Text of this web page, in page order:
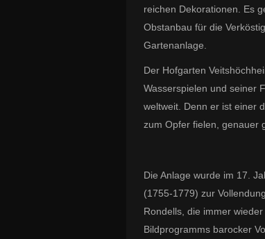
reichen Dekorationen. Es
Obstanbau für die
Gartenanlage.
Der Hofgarten
Wasserspielen und seiner
weltweit. Denn er ist einer
zum Opfer fielen, genauer
Die Anlage wurde im 17.
(1755-1779) zur
Rondells, die immer
Bildprogramms barocker